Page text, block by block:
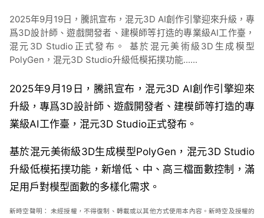
2025年9月19日，騰訊宣布，混元3D AI創作引擎迎來升級，專
爲3D設計師、遊戲開發者、建模師等打造的專業級AI工作臺，
混元3D Studio正式發布。 基於混元美術級3D生成模型
PolyGen，混元3D Studio升級低模拓撲功能......
2025年9月19日，騰訊宣布，混元3D AI創作引擎迎來
升級，專爲3D設計師、遊戲開發者、建模師等打造的專
業級AI工作臺，混元3D Studio正式發布。
基於混元美術級3D生成模型PolyGen，混元3D Studio
升級低模拓撲功能，新增低、中、高三檔面數控制，滿
足用戶對模型面數的多樣化需求。
新時空聲明：
未經授權，不得復制、轉載或以其他方式使用本內容。新時空及授權的